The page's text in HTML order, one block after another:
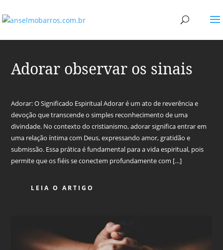
Adorar observar os sinais
Adorar: O Significado Espiritual Adorar é um ato de reverência e
devoção que transcende o simples reconhecimento de uma
divindade. No contexto do cristianismo, adorar significa entrar em
uma relação íntima com Deus, expressando amor, gratidão e
submissão. Essa prática é fundamental para a vida espiritual, pois
permite que os fiéis se conectem profundamente com […]
LEIA O ARTIGO